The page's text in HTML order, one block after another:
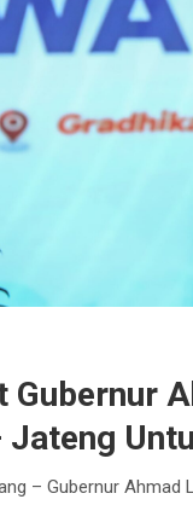
Gubernur
Jateng
– Gubernur Ahmad